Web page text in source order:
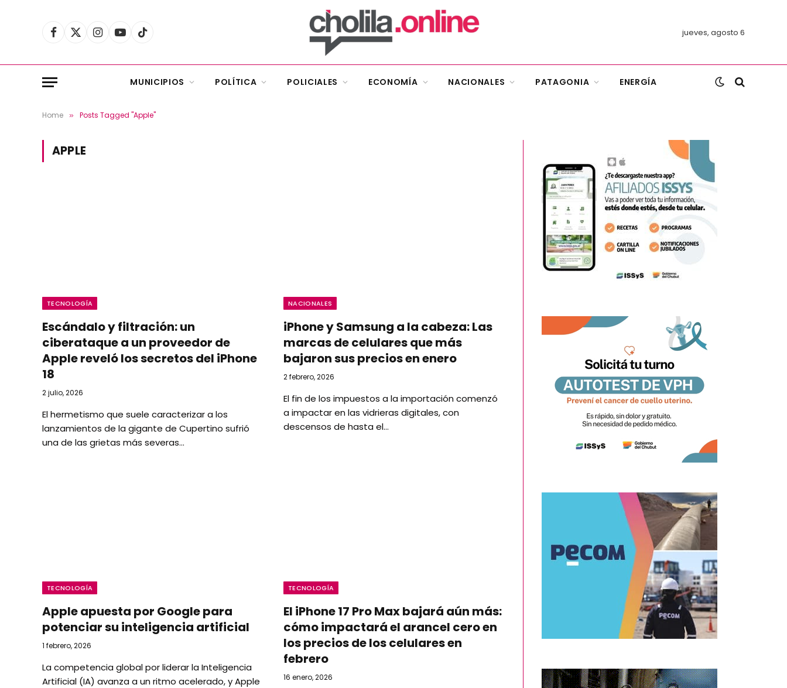
Facebook
X
Instagram
YouTubeTikTok jueves, agosto 6
MUNICIPIOS POLÍTICA POLICIALES ECONOMÍA NACIONALES PATAGONIA ENERGÍA
Home » Posts Tagged "Apple"
APPLE
TECNOLOGÍA
Escándalo y filtración: un
ciberataque a un proveedor de
Apple reveló los secretos del iPhone
18
2 julio, 2026
El hermetismo que suele caracterizar a los
lanzamientos de la gigante de Cupertino sufrió
una de las grietas más severas…
NACIONALES
iPhone y Samsung a la cabeza: Las
marcas de celulares que más
bajaron sus precios en enero
2 febrero, 2026
El fin de los impuestos a la importación comenzó
a impactar en las vidrieras digitales, con
descensos de hasta el…
TECNOLOGÍA
Apple apuesta por Google para
potenciar su inteligencia artificial
1 febrero, 2026
La competencia global por liderar la Inteligencia
Artificial (IA) avanza a un ritmo acelerado, y Apple
TECNOLOGÍA
El iPhone 17 Pro Max bajará aún más:
cómo impactará el arancel cero en
los precios de los celulares en
febrero
16 enero, 2026